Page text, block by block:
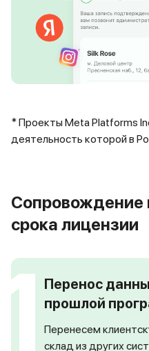
* Проекты Meta Platforms
деятельность которой в
Сопровождение
срока лицензии
Перенос
прошлой
Перенесем
склад из других